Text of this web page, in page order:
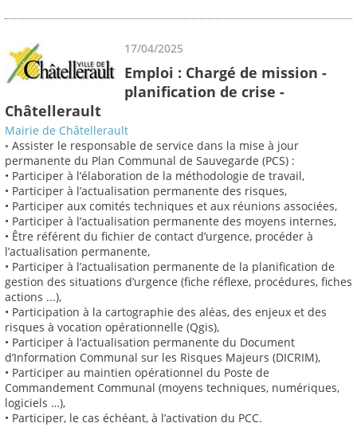
17/04/2025
Emploi : Chargé de mission -
planification de crise -
Châtellerault
Mairie de Châtellerault
◦ Assister le responsable de service dans la mise à jour
permanente du Plan Communal de Sauvegarde (PCS) :
• Participer à l’élaboration de la méthodologie de travail,
• Participer à l’actualisation permanente des risques,
• Participer aux comités techniques et aux réunions associées,
• Participer à l’actualisation permanente des moyens internes,
• Être référent du fichier de contact d’urgence, procéder à
l’actualisation permanente,
• Participer à l’actualisation permanente de la planification de
gestion des situations d’urgence (fiche réflexe, procédures, fiches
actions ...),
• Participation à la cartographie des aléas, des enjeux et des
risques à vocation opérationnelle (Qgis),
• Participer à l’actualisation permanente du Document
d’Information Communal sur les Risques Majeurs (DICRIM),
• Participer au maintien opérationnel du Poste de
Commandement Communal (moyens techniques, numériques,
logiciels …),
• Participer, le cas échéant, à l’activation du PCC.